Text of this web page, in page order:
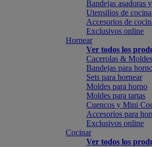
Bandejas asadoras
Utensilios de
Accesorios de
Exclusivos online
Hornear
Ver todos los
Cacerolas &
Bandejas para
Sets para hornear
Moldes para horno
Moldes para tartas
Cuencos y Mini
Accesorios para
Exclusivos online
Cocinar
Ver todos los